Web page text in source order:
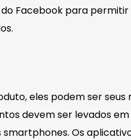
Facebook para
eles podem ser seus
devem ser levados
Os